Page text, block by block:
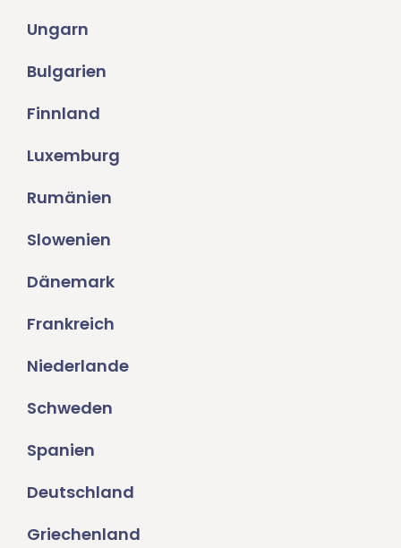
Ungarn
Bulgarien
Finnland
Luxemburg
Rumänien
Slowenien
Dänemark
Frankreich
Niederlande
Schweden
Spanien
Deutschland
Griechenland